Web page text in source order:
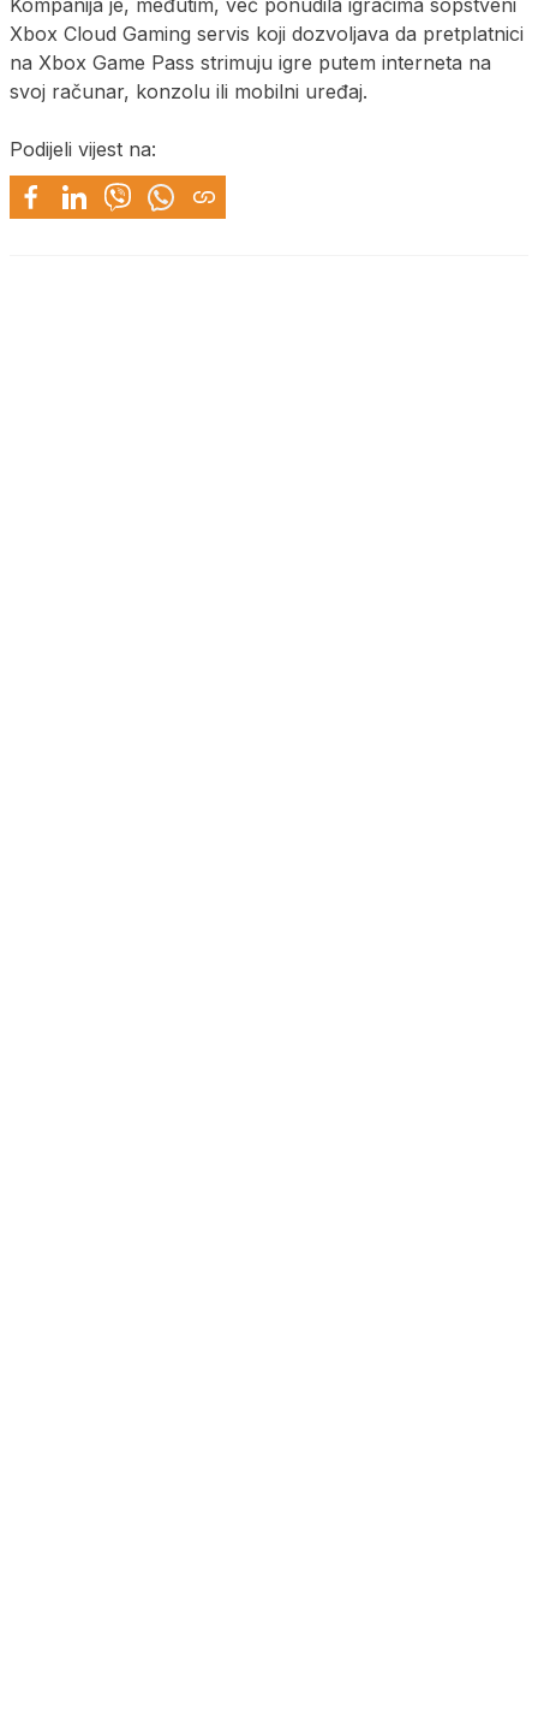
Xbox Cloud Gaming servis koji dozvoljava da pretplatnici
na Xbox Game Pass strimuju igre putem interneta na
svoj računar, konzolu ili mobilni uređaj.
Podijeli vijest na: